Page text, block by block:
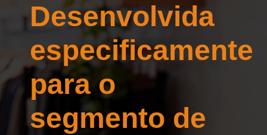
Desenvolvida
especificamente
para o
segmento de